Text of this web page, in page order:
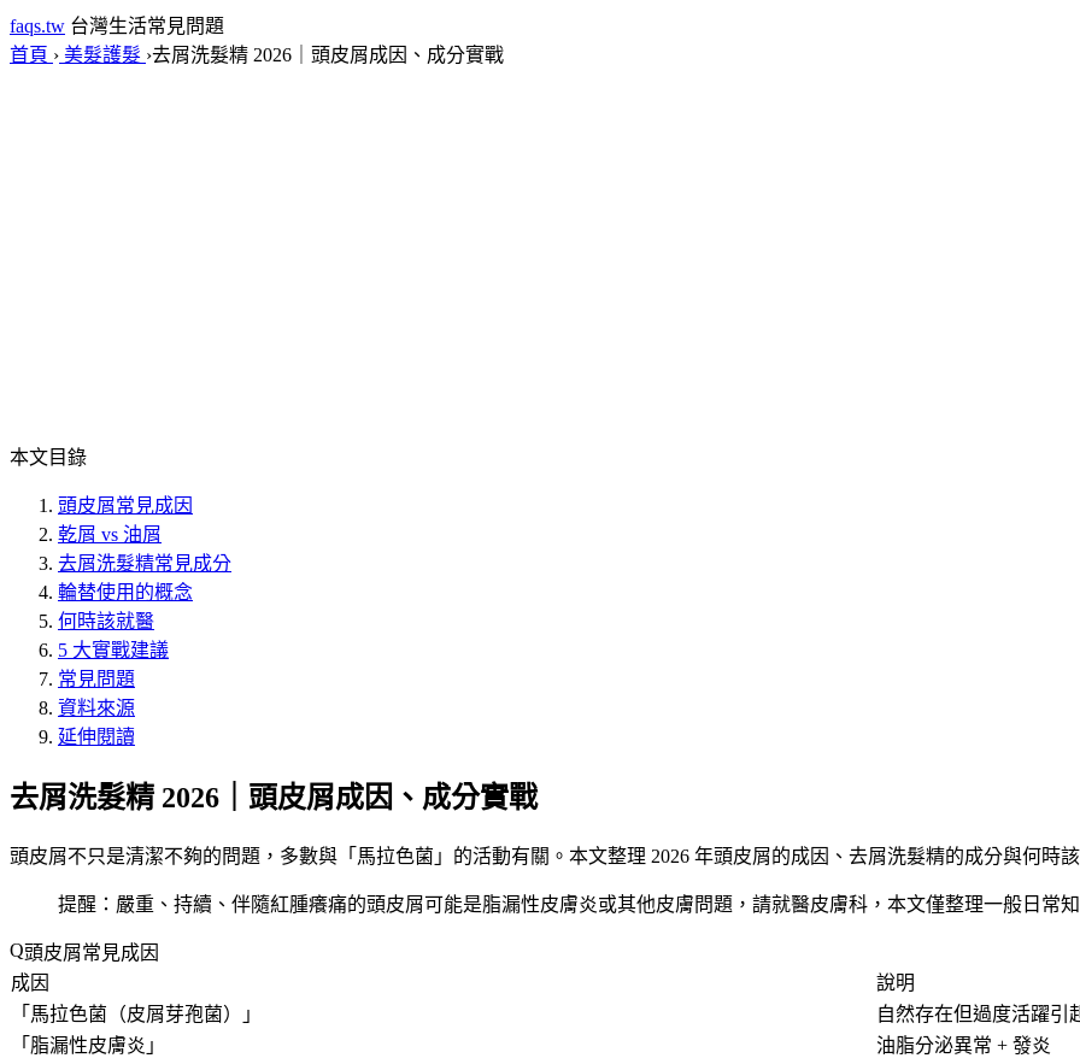
faqs.tw 台灣生活常見問題
首頁 › 美髮護髮 ›去屑洗髮精 2026｜頭皮屑成因、成分實戰
本文目錄
頭皮屑常見成因
乾屑 vs 油屑
去屑洗髮精常見成分
輪替使用的概念
何時該就醫
5 大實戰建議
常見問題
資料來源
延伸閱讀
去屑洗髮精 2026｜頭皮屑成因、成分實戰
頭皮屑不只是清潔不夠的問題，多數與「 馬拉色菌 」的活動有關。本文整理 2026 年頭皮屑的成因、去屑洗髮精的成分與何時
提醒：嚴重、持續、伴隨紅腫癢痛的頭皮屑可能是脂漏性皮膚炎或其他皮膚問題，請就醫皮膚科，本文僅整理一般日常
頭皮屑常見成因
成因
說明
「 馬拉色菌（皮屑芽孢菌） 」
自然存在但過度活躍引
「 脂漏性皮膚炎 」
油脂分泌異常 + 發炎